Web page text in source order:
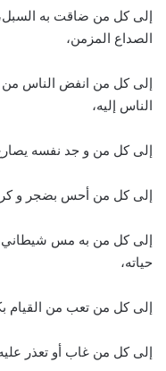
إلى كل من ضاقت به
الصداع المزمن،
إلى كل من انفض الناس
الناس إليه،
إلى كل من و جد نفسه يصارع
إلى كل من أحس بضجر و
إلى كل من به مس
حياته،
إلى كل من تعب من القيام
إلى كل من غاب أو تعذر